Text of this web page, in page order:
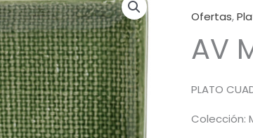
Ofertas,
AV
PLATO
Colección: